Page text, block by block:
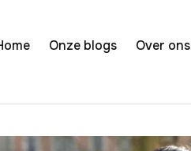
Onze blogs Over ons